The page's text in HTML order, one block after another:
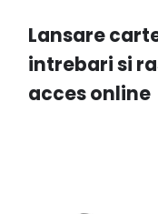
Lansare
intrebari si
acces online